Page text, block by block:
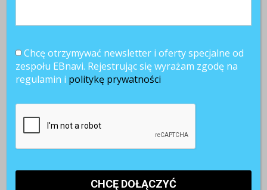
Chcę otrzymywać newsletter i oferty specjalne od
zespołu EBnavi. Rejestrując się wyrażam zgodę na
regulamin i politykę prywatności